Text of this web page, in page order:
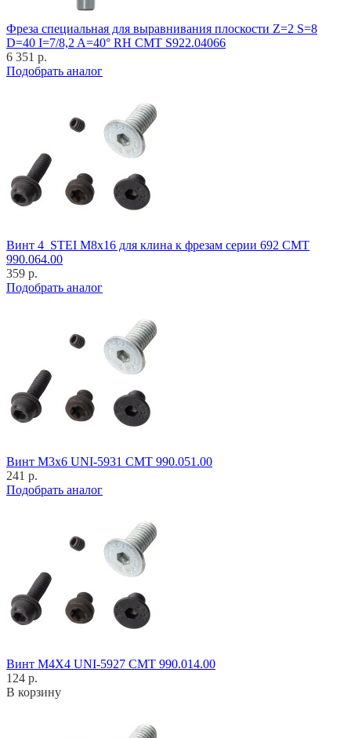
Фреза специальная для выравнивания плоскости Z=2 S=8
D=40 I=7/8,2 A=40° RH CMT S922.04066
6 351 р.
Подобрать аналог
Винт 4_STEI M8x16 для клина к фрезам серии 692 CMT
990.064.00
359 р.
Подобрать аналог
Винт M3x6 UNI-5931 CMT 990.051.00
241 р.
Подобрать аналог
Винт M4X4 UNI-5927 CMT 990.014.00
124 р.
В корзину